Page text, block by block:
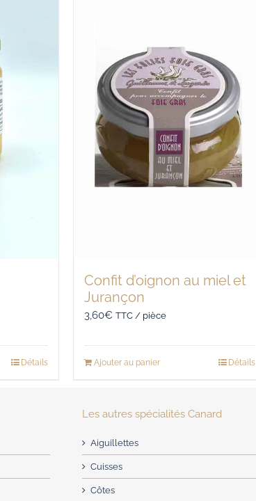
Détails
Confit d’oignon au miel et
Jurançon
3,60€ TTC / pièce
Ajouter au panier Détails
Les autres spécialités Canard
Aiguillettes
Cuisses
Côtes